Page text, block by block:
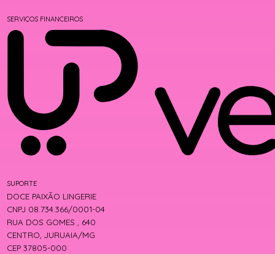
SERVIÇOS FINANCEIROS
SUPORTE
DOCE PAIXÃO LINGERIE
CNPJ 08.734.366/0001-04
RUA DOS GOMES , 640
CENTRO, JURUAIA/MG
CEP 37805-000